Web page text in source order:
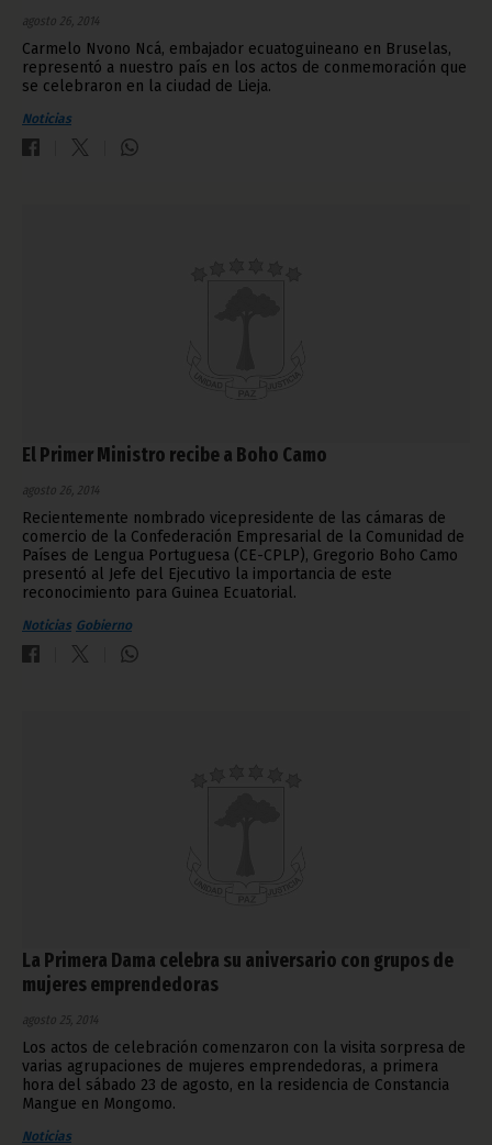
agosto 26, 2014
Carmelo Nvono Ncá, embajador ecuatoguineano en Bruselas,
representó a nuestro país en los actos de conmemoración que
se celebraron en la ciudad de Lieja.
Noticias
El Primer Ministro recibe a Boho Camo
agosto 26, 2014
Recientemente nombrado vicepresidente de las cámaras de
comercio de la Confederación Empresarial de la Comunidad de
Países de Lengua Portuguesa (CE-CPLP), Gregorio Boho Camo
presentó al Jefe del Ejecutivo la importancia de este
reconocimiento para Guinea Ecuatorial.
Noticias Gobierno
La Primera Dama celebra su aniversario con grupos de
mujeres emprendedoras
agosto 25, 2014
Los actos de celebración comenzaron con la visita sorpresa de
varias agrupaciones de mujeres emprendedoras, a primera
hora del sábado 23 de agosto, en la residencia de Constancia
Mangue en Mongomo.
Noticias